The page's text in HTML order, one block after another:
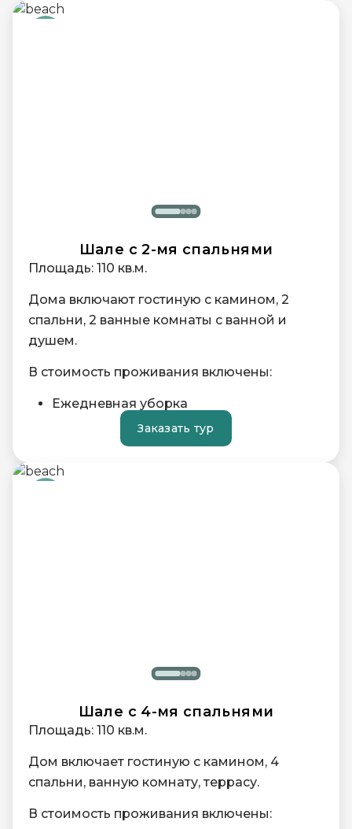
Шале с 2-мя спальнями
Площадь: 110 кв.м.
Дома включают гостиную с камином, 2
спальни, 2 ванные комнаты с ванной и
душем.
В стоимость проживания включены:
Ежедневная уборка
Душевые принадлежности
Вода «Петроглиф»
Завтрак на каждого гостя
Кофейная станция
Заказать тур
Шале с 4-мя спальнями
Площадь: 110 кв.м.
Дом включает гостиную с камином, 4
спальни, ванную комнату, террасу.
В стоимость проживания включены: